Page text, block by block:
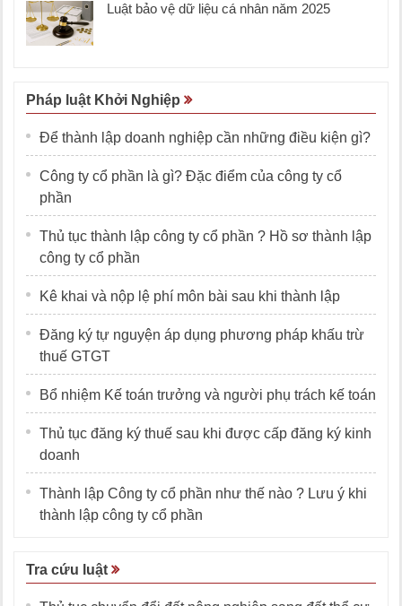
Luật bảo vệ dữ liệu cá nhân năm 2025
Pháp luật Khởi Nghiệp
Để thành lập doanh nghiệp cần những điều kiện gì?
Công ty cổ phần là gì? Đặc điểm của công ty cổ
phần
Thủ tục thành lập công ty cổ phần ? Hồ sơ thành lập
công ty cổ phần
Kê khai và nộp lệ phí môn bài sau khi thành lập
Đăng ký tự nguyện áp dụng phương pháp khấu trừ
thuế GTGT
Bổ nhiệm Kế toán trưởng và người phụ trách kế toán
Thủ tục đăng ký thuế sau khi được cấp đăng ký kinh
doanh
Thành lập Công ty cổ phần như thế nào ? Lưu ý khi
thành lập công ty cổ phần
Tra cứu luật